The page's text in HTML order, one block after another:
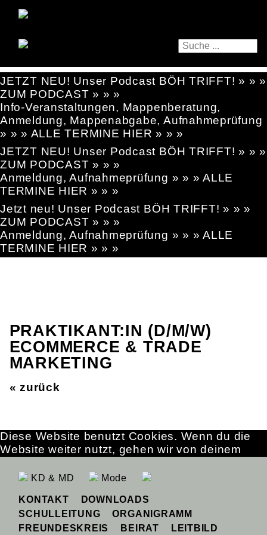
JETZT NEU! Unser Podcast BÖH TRIFFT! » » »
ZUM PODCAST » » »
Info-Veranstaltungen, Mappenberatung,
Anmeldung, Mappenabgabe, Aufnahmeprüfung
» » » ALLE TERMINE HIER » » »
JETZT NEU! Unser Podcast BÖH TRIFFT! » » »
ZUM PODCAST » » »
Anmeldung, Aufnahmeprüfung » » » ALLE
TERMINE HIER » » »
Jetzt neu! Unser Podcast BÖH TRIFFT! » » »
ZUM PODCAST » » »
Anmeldung, Aufnahmeprüfung » » » ALLE
TERMINE HIER » » »
PRAKTIKANT:IN (D/M/W)
ECOMMERCE & TRADE
MARKETING
« zurück
KD & MD Mode
KONTAKT
DOWNLOADS
SCHULLEITUNG
ORGANIGRAMM
FREUNDESKREIS
BEIRAT LEITBILD
Diese Website benutzt Cookies. Wenn du die
Website weiter nutzt, gehen wir von deinem